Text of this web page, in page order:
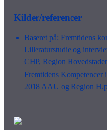
Kilder/referencer
Baseret på: Fremtidens
Lilleraturstudie og
CHP, Region
Fremtidens Kompetencer
2018 AAU og Region